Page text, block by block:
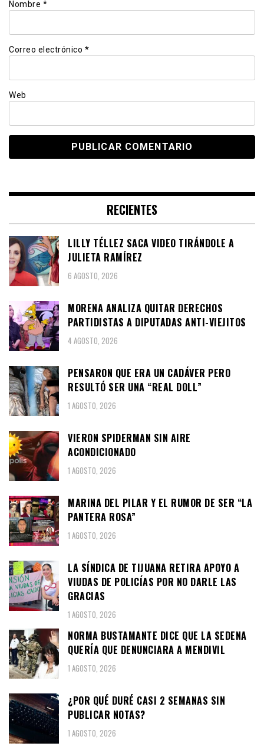
Nombre *
Correo electrónico *
Web
RECIENTES
LILLY TÉLLEZ SACA VIDEO TIRÁNDOLE A
JULIETA RAMÍREZ
6 AGOSTO, 2026
MORENA ANALIZA QUITAR DERECHOS
PARTIDISTAS A DIPUTADAS ANTI-VIEJITOS
4 AGOSTO, 2026
PENSARON QUE ERA UN CADÁVER PERO
RESULTÓ SER UNA “REAL DOLL”
1 AGOSTO, 2026
VIERON SPIDERMAN SIN AIRE
ACONDICIONADO
1 AGOSTO, 2026
MARINA DEL PILAR Y EL RUMOR DE SER “LA
PANTERA ROSA”
1 AGOSTO, 2026
LA SÍNDICA DE TIJUANA RETIRA APOYO A
VIUDAS DE POLICÍAS POR NO DARLE LAS
GRACIAS
1 AGOSTO, 2026
NORMA BUSTAMANTE DICE QUE LA SEDENA
QUERÍA QUE DENUNCIARA A MENDIVIL
1 AGOSTO, 2026
¿POR QUÉ DURÉ CASI 2 SEMANAS SIN
PUBLICAR NOTAS?
1 AGOSTO, 2026